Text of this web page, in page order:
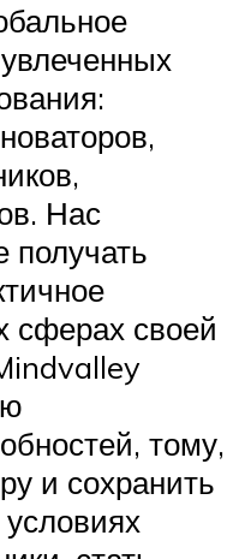
Нас
получать
сферах своей
тому,
и сохранить